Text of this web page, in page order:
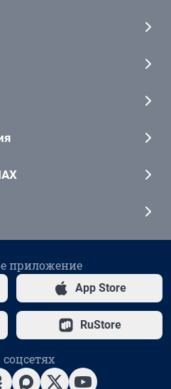
приложение
App Store
RuStore